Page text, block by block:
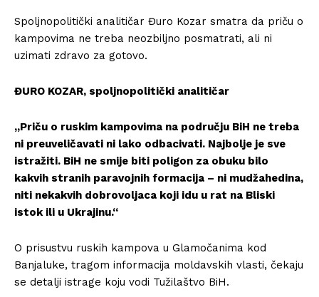
Spoljnopolitički analitičar Đuro Kozar smatra da priču o
kampovima ne treba neozbiljno posmatrati, ali ni
uzimati zdravo za gotovo.
ĐURO KOZAR, spoljnopolitički analitičar
„Priču o ruskim kampovima na području BiH ne treba
ni preuveličavati ni lako odbacivati. Najbolje je sve
istražiti. BiH ne smije biti poligon za obuku bilo
kakvih stranih paravojnih formacija – ni mudžahedina,
niti nekakvih dobrovoljaca koji idu u rat na Bliski
istok ili u Ukrajinu.“
O prisustvu ruskih kampova u Glamočanima kod
Banjaluke, tragom informacija moldavskih vlasti, čekaju
se detalji istrage koju vodi Tužilaštvo BiH.